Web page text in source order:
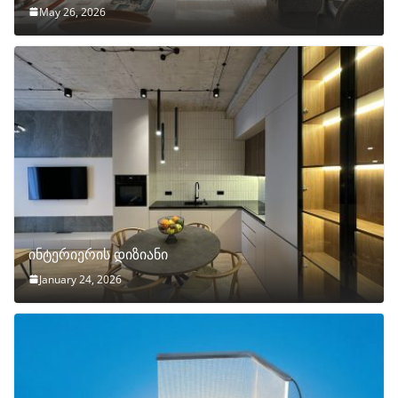
May 26, 2026
ინტერიერის დიზიანი
January 24, 2026